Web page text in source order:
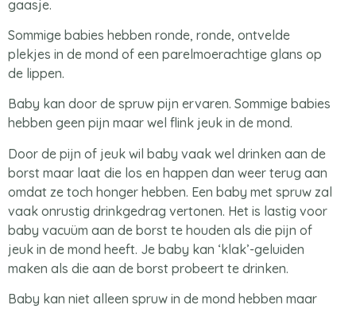
gaasje.
Sommige babies hebben ronde, ronde, ontvelde
plekjes in de mond of een parelmoerachtige glans op
de lippen.
Baby kan door de spruw pijn ervaren. Sommige babies
hebben geen pijn maar wel flink jeuk in de mond.
Door de pijn of jeuk wil baby vaak wel drinken aan de
borst maar laat die los en happen dan weer terug aan
omdat ze toch honger hebben. Een baby met spruw zal
vaak onrustig drinkgedrag vertonen. Het is lastig voor
baby vacuüm aan de borst te houden als die pijn of
jeuk in de mond heeft. Je baby kan ‘klak’-geluiden
maken als die aan de borst probeert te drinken.
Baby kan niet alleen spruw in de mond hebben maar